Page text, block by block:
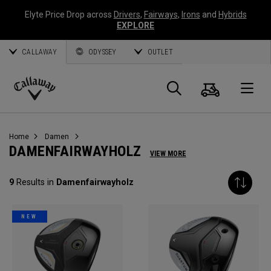
Elyte Price Drop across Drivers, Fairways, Irons and Hybrids
EXPLORE
CALLAWAY ODYSSEY OUTLET
Callaway
Suche
Home Damen
DAMENFAIRWAYHOLZ VIEW MORE
9 Results in Damenfairwayholz
NEW